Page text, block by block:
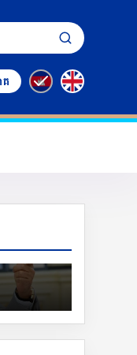
គ
ែន នាយក
ងជា
ះមហន្តរាយ